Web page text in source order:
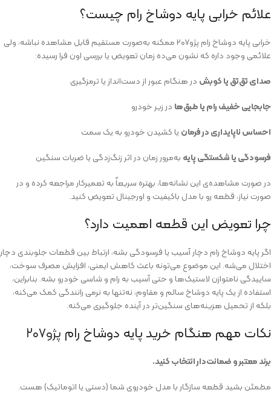
علائم خرابی پایه دوشاخ رام چیست؟
خرابی پایه دوشاخ رام پژو۲۰۷ ممکنه به‌صورت مستقیم قابل مشاهده نباشه، ولی
علائمی وجود داره که نشون می‌ده زمان تعویض یا بررسی اون فرا رسیده:
صدای تق‌تق یا کوبش در هنگام عبور از دست‌انداز یا ترمزگیری
جابجایی خفیف رام یا طبق‌ها در زیر خودرو
احساس ناپایداری در فرمان یا کشیدن خودرو به یک سمت
فرسودگی یا شکستگی پایه به‌مرور زمان در اثر زنگ‌زدگی یا ضربات سنگین
در صورت مشاهده‌ی این نشانه‌ها، بهتره سریعاً به تعمیرکار مراجعه کرده و در
صورت نیاز، قطعه رو با مدل باکیفیت و اورجینال تعویض کنید.
چرا تعویض این قطعه اهمیت دارد؟
اگر پایه دوشاخ رام دچار آسیب یا فرسودگی بشه، ارتباط بین قطعات جلوبندی دچار
اختلال می‌شه. این موضوع می‌تونه باعث کاهش ایمنی، افزایش مصرف سوخت،
ساییدگی نامتوازن لاستیک‌ها و حتی آسیب به رام و شاسی خودرو بشه. بنابراین،
استفاده از یک پایه دوشاخ سالم و مقاوم، نه‌تنها به نرمی رانندگی کمک می‌کنه،
بلکه از تحمیل هزینه‌های سنگین‌تر در آینده جلوگیری می‌کنه.
نکات مهم هنگام خرید پایه دوشاخ رام پژو۲۰۷
برند معتبر و ضمانت‌دار انتخاب کنید.
مطمئن بشید قطعه سازگار با مدل خودروی شما (دستی یا اتوماتیک) هست.